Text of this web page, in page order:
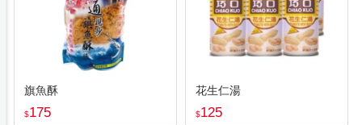
旗魚酥
$175
花生仁湯
$125